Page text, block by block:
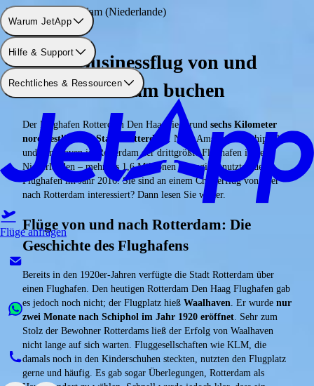
Warum JetApp
Hilfe & Support
Rechtliches & Ressourcen
Flüge anfragen
Flughafen: Rotterdam (Niederlande)
Einen Businessflug von und
nach Rotterdam buchen
Der Flughafen Rotterdam Den Haag liegt rund sechs Kilometer
nordwestlich der Stadt Rotterdam . Nach Amsterdam Schiphol
und Eindhoven ist Rotterdam der drittgrößte Flughafen in den
Niederlanden – mehr als 1,6 Millionen Passagiere nutzten den
Flughafen im Jahr 2016. Sie sind an einem Charterflug von oder
nach Rotterdam interessiert? Dann lesen Sie weiter.
Flüge von und nach Rotterdam: Die
Geschichte des Flughafens
Bereits in den 1920er-Jahren verfügte die Stadt Rotterdam über
einen Flughafen. Den heutigen Rotterdam Den Haag Flughafen gab
es jedoch noch nicht; der Flugplatz hieß Waalhaven. Er wurde nur
zwei Monate nach Schiphol im Jahr 1920 eröffnet. Sehr zum
Stolz der Bewohner Rotterdams ließ der Erfolg von Waalhaven
nicht lange auf sich warten. Fluggesellschaften wie KLM, die
damals noch in den Kinderschuhen steckten, nutzten den Flugplatz
gerne und häufig. Es gab sogar Überlegungen, Rotterdam als